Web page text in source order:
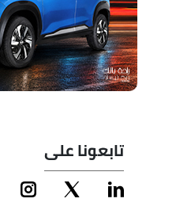
تابعونا على